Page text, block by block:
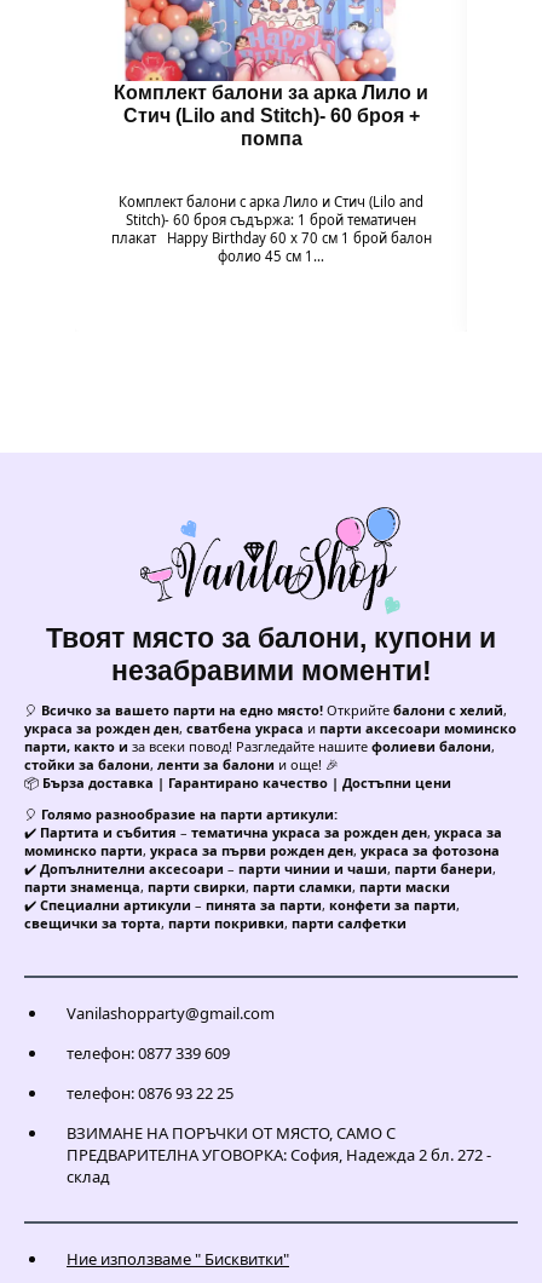
Комплект балони за арка Лило и
Стич (Lilo and Stitch)- 60 броя +
помпа
Комплект балони с арка Лило и Стич (Lilo and
Stitch)- 60 броя съдържа: 1 брой тематичен
плакат Happy Birthday 60 х 70 см 1 брой балон
фолио 45 см 1…
Твоят място за балони, купони и
незабравими моменти!
🎈 Всичко за вашето парти на едно място! Открийте балони с хелий,
украса за рожден ден, сватбена украса и парти аксесоари моминско
парти, както и за всеки повод! Разгледайте нашите фолиеви балони,
стойки за балони, ленти за балони и още! 🎉
📦 Бърза доставка | Гарантирано качество | Достъпни цени
🎈 Голямо разнообразие на парти артикули:
✔️ Партита и събития – тематична украса за рожден ден, украса за
моминско парти, украса за първи рожден ден, украса за фотозона
✔️ Допълнителни аксесоари – парти чинии и чаши, парти банери,
парти знаменца, парти свирки, парти сламки, парти маски
✔️ Специални артикули – пинята за парти, конфети за парти,
свещички за торта, парти покривки, парти салфетки
Vanilashopparty@gmail.com
телефон: 0877 339 609
телефон: 0876 93 22 25
ВЗИМАНЕ НА ПОРЪЧКИ ОТ МЯСТО, САМО С
ПРЕДВАРИТЕЛНА УГОВОРКА: София, Надежда 2 бл. 272 -
склад
Ние използваме " Бисквитки"